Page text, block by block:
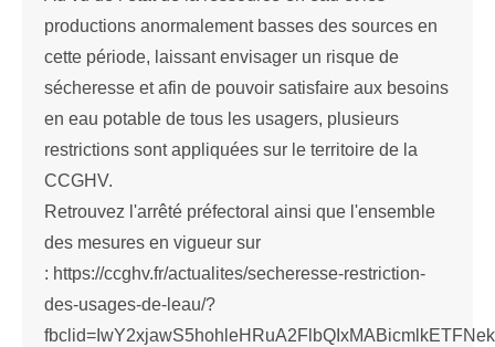
productions anormalement basses des sources en
cette période, laissant envisager un risque de
sécheresse et afin de pouvoir satisfaire aux besoins
en eau potable de tous les usagers, plusieurs
restrictions sont appliquées sur le territoire de la
CCGHV.
Retrouvez l'arrêté préfectoral ainsi que l'ensemble
des mesures en vigueur sur
: https://ccghv.fr/actualites/secheresse-restriction-
des-usages-de-leau/?